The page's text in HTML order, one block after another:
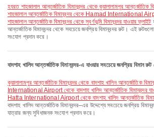
হযরত শাহজালাল আন্তর্জাতিক বিমানবন্দর থেকে কুয়ালালামপুর আন্তর্জাতিক
শাহজালাল আন্তর্জাতিক বিমানবন্দর থেকে Hamad International
শাহজালাল আন্তর্জাতিক বিমানবন্দর থেকে সুবর্ণভূমি বিমানবন্দর যাওয়ার ফ্লাইট
আন্তর্জাতিক বিমানবন্দর থেকে সবচেয়ে জনপ্রিয় বিমানবন্দর রুট। এই
সংযোগ প্রদান করে।
বাদশাহ খালিদ আন্তর্জাতিক বিমানবন্দর-এ যাওয়ার সবচেয়ে জনপ্রিয় বিমান
কুয়ালালামপুর আন্তর্জাতিক বিমানবন্দর থেকে বাদশাহ খালিদ আন্তর্জাতিক
International Airport থেকে বাদশাহ খালিদ আন্তর্জাতিক বিমানবন্দর
Hatta International Airport থেকে বাদশাহ খালিদ আন্তর্জাতিক
বাদশাহ খালিদ আন্তর্জাতিক বিমানবন্দর–এর উদ্দেশ্যে সবচেয়ে জনপ্রিয়
যাত্রার জন্য সুবিধাজনক সংযোগ প্রদান করে।